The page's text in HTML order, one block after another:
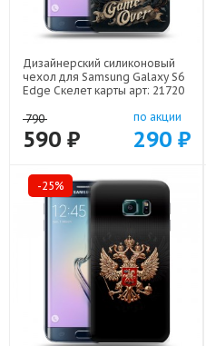
Дизайнерский силиконовый
чехол для Samsung Galaxy S6
Edge Скелет карты арт: 21720
790
590 ₽
по акции
290 ₽
-25%